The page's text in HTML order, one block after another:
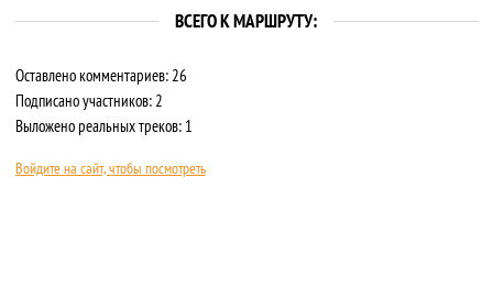
ВСЕГО К МАРШРУТУ:
Оставлено комментариев: 26
Подписано участников: 2
Выложено реальных треков: 1
Войдите на сайт, чтобы посмотреть